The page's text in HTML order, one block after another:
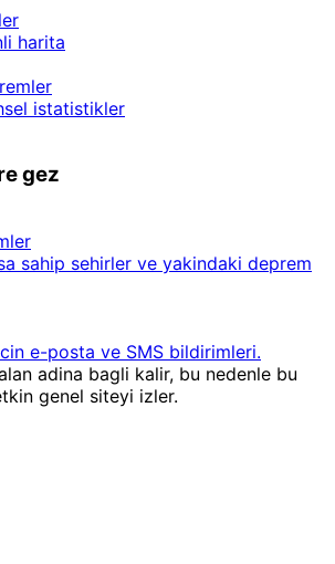
harita
istatistikler
gez
sahip sehirler ve yakindaki deprem
e-posta ve SMS bildirimleri.
adina bagli kalir, bu nedenle bu
genel siteyi izler.